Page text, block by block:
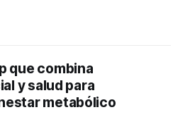
que combina
y salud para
metabólico